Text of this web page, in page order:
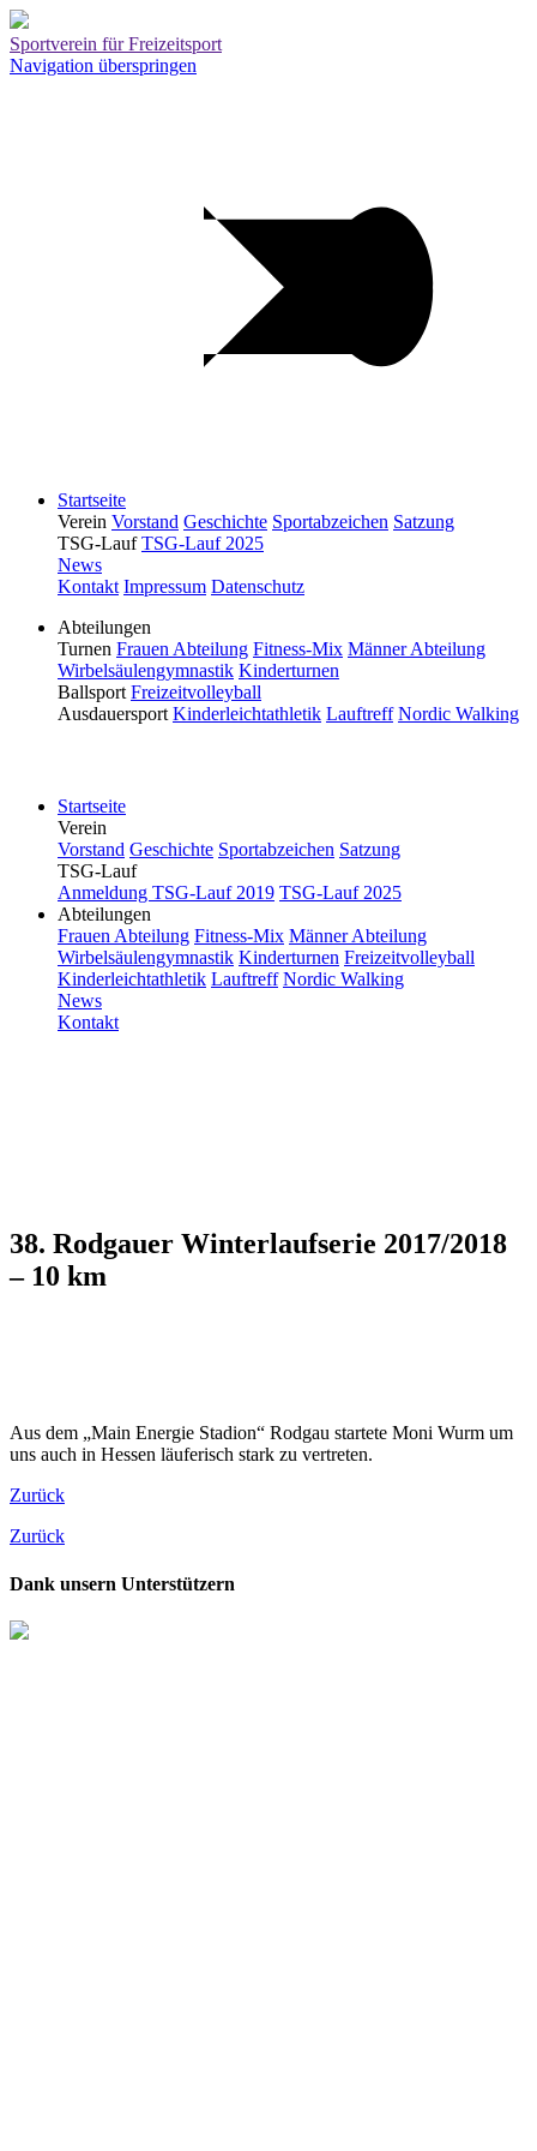
Sportverein für Freizeitsport
Navigation überspringen
Startseite
Verein Vorstand Geschichte Sportabzeichen Satzung
TSG-Lauf TSG-Lauf 2025
News
Kontakt Impressum Datenschutz
Abteilungen
Turnen Frauen Abteilung Fitness-Mix Männer Abteilung
Wirbelsäulengymnastik Kinderturnen
Ballsport Freizeitvolleyball
Ausdauersport Kinderleichtathletik Lauftreff Nordic Walking
Startseite
Verein
Vorstand Geschichte Sportabzeichen Satzung
TSG-Lauf
Anmeldung TSG-Lauf 2019 TSG-Lauf 2025
Abteilungen
Frauen Abteilung Fitness-Mix Männer Abteilung
Wirbelsäulengymnastik Kinderturnen Freizeitvolleyball
Kinderleichtathletik Lauftreff Nordic Walking
News
Kontakt
38. Rodgauer Winterlaufserie 2017/2018
– 10 km
Aus dem „Main Energie Stadion“ Rodgau startete Moni Wurm um
uns auch in Hessen läuferisch stark zu vertreten.
Zurück
Zurück
Dank unsern Unterstützern